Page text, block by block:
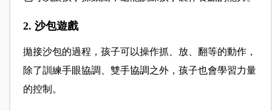
2. 沙包遊戲
拋接沙包的過程，孩子可以操作抓、放、翻等的動作，
除了訓練手眼協調、雙手協調之外，孩子也會學習力量
的控制。